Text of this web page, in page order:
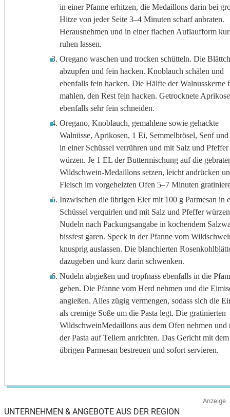
in einer Pfanne erhitzen, die Medaillons darin bei
Hitze von jeder Seite 3–4 Minuten scharf anbraten.
Herausnehmen und in einer flachen Auflaufform
ruhen lassen.
Oregano waschen und trocken schütteln. Die
abzupfen und fein hacken. Knoblauch schälen und
ebenfalls fein hacken. Die Hälfte der Walnusskerne
mahlen, den Rest fein hacken. Getrocknete
ebenfalls sehr fein schneiden.
Oregano, Knoblauch, gemahlene sowie gehackte
Walnüsse, Aprikosen, 1 Ei, Semmelbrösel, Senf
in einer Schüssel verrühren und mit Salz und Pfeffer
würzen. Je 1 EL der Buttermischung auf die
Wildschwein-Medaillons setzen, leicht andrücken
Fleisch im vorgeheizten Ofen 5–7 Minuten
Inzwischen die übrigen Eier mit 100 g Parmesan in
Schüssel verquirlen und mit Salz und Pfeffer
Nudeln nach Packungsangabe in kochendem
bissfest garen. Speck in der Pfanne vom
knusprig auslassen. Die blanchierten
dazugeben und kurz darin schwenken.
Nudeln abgießen und tropfnass ebenfalls in die
geben. Die Pfanne vom Herd nehmen und die
angießen. Alles zügig vermengen, sodass sich die
als cremige Soße um die Pasta legt. Die gratinierten
WildschweinMedaillons aus dem Ofen nehmen und
der Pasta auf Tellern anrichten. Das Gericht mit dem
übrigen Parmesan bestreuen und sofort servieren.